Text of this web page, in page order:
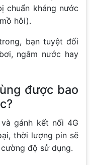
chuẩn kháng nước
hôi).
bạn tuyệt đối
ngâm nước hay
được bao
gánh kết nối 4G
thời lượng pin sẽ
độ sử dụng.